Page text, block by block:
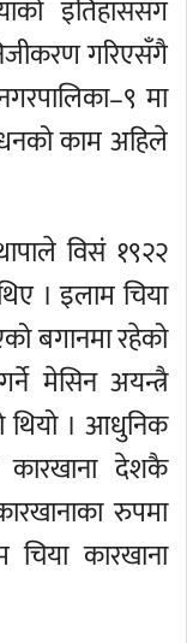
इतिहाससँग
गरिएसँगै
मा
काम अहिले
विसं १९२२
। इलाम चिया
बगानमा रहेको
मेसिन अयन्त्रै
थियो । आधुनिक
कारखाना देशकै
रुपमा
चिया कारखाना